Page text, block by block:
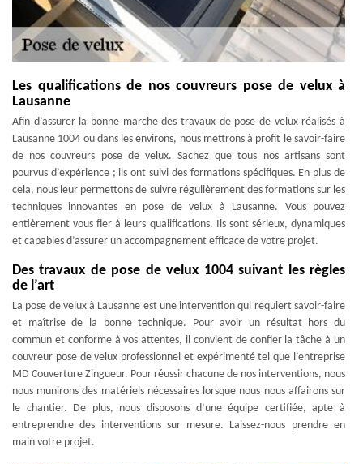
Les qualifications de nos couvreurs pose de velux à
Lausanne
Afin d’assurer la bonne marche des travaux de pose de velux réalisés à
Lausanne 1004 ou dans les environs, nous mettrons à profit le savoir-faire
de nos couvreurs pose de velux. Sachez que tous nos artisans sont
pourvus d’expérience ; ils ont suivi des formations spécifiques. En plus de
cela, nous leur permettons de suivre régulièrement des formations sur les
techniques innovantes en pose de velux à Lausanne. Vous pouvez
entièrement vous fier à leurs qualifications. Ils sont sérieux, dynamiques
et capables d’assurer un accompagnement efficace de votre projet.
Des travaux de pose de velux 1004 suivant les règles
de l’art
La pose de velux à Lausanne est une intervention qui requiert savoir-faire
et maîtrise de la bonne technique. Pour avoir un résultat hors du
commun et conforme à vos attentes, il convient de confier la tâche à un
couvreur pose de velux professionnel et expérimenté tel que l’entreprise
MD Couverture Zingueur. Pour réussir chacune de nos interventions, nous
nous munirons des matériels nécessaires lorsque nous nous affairons sur
le chantier. De plus, nous disposons d’une équipe certifiée, apte à
entreprendre des interventions sur mesure. Laissez-nous prendre en
main votre projet.